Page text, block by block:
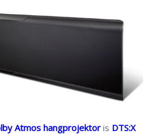
Atmos hangprojektor is DTS:X